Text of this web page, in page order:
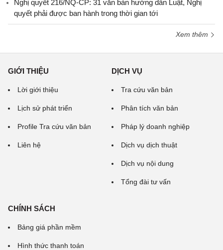
Nghị quyết 216/NQ-CP: 31 văn bản hướng dẫn Luật, Nghị
quyết phải được ban hành trong thời gian tới
Xem thêm
GIỚI THIỆU
Lời giới thiệu
Lịch sử phát triển
Profile Tra cứu văn bản
Liên hệ
DỊCH VỤ
Tra cứu văn bản
Phân tích văn bản
Pháp lý doanh nghiệp
Dịch vụ dịch thuật
Dịch vụ nội dung
Tổng đài tư vấn
CHÍNH SÁCH
Bảng giá phần mềm
Hình thức thanh toán